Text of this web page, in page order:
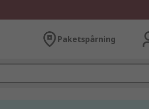
Paketspårning